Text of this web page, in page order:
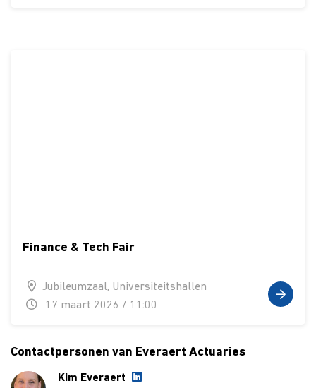
Finance & Tech Fair
Jubileumzaal, Universiteitshallen
17 maart 2026 / 11:00
Contactpersonen van Everaert Actuaries
Kim Everaert